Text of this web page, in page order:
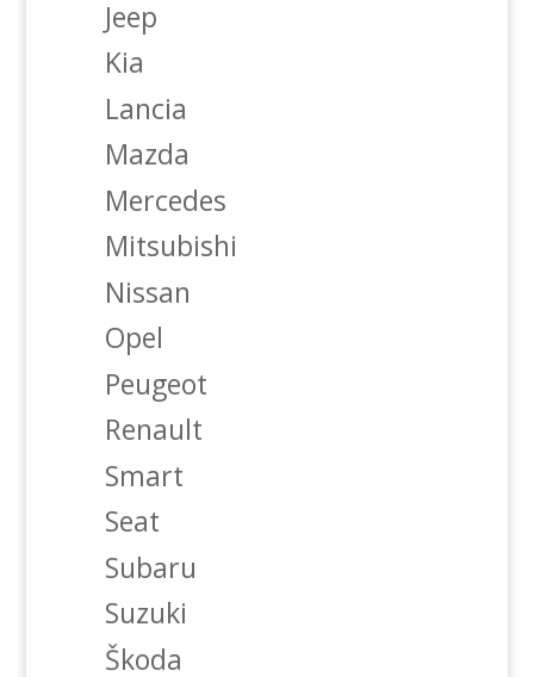
Jeep
Kia
Lancia
Mazda
Mercedes
Mitsubishi
Nissan
Opel
Peugeot
Renault
Smart
Seat
Subaru
Suzuki
Škoda